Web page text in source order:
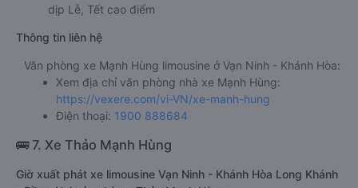
dịp Lễ, Tết cao điểm
Thông tin liên hệ
Văn phòng xe Mạnh Hùng limousine ở Vạn Ninh - Khánh Hòa:
Xem địa chỉ văn phòng nhà xe Mạnh Hùng:
https://vexere.com/vi-VN/xe-manh-hung
Điện thoại: 1900 888684
🚌 7. Xe Thảo Mạnh Hùng
Giờ xuất phát xe limousine Vạn Ninh - Khánh Hòa Long Khánh